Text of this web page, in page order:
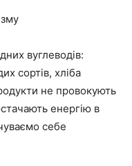
вуглеводів:
сортів, хліба
не провокують
енергію в
себе